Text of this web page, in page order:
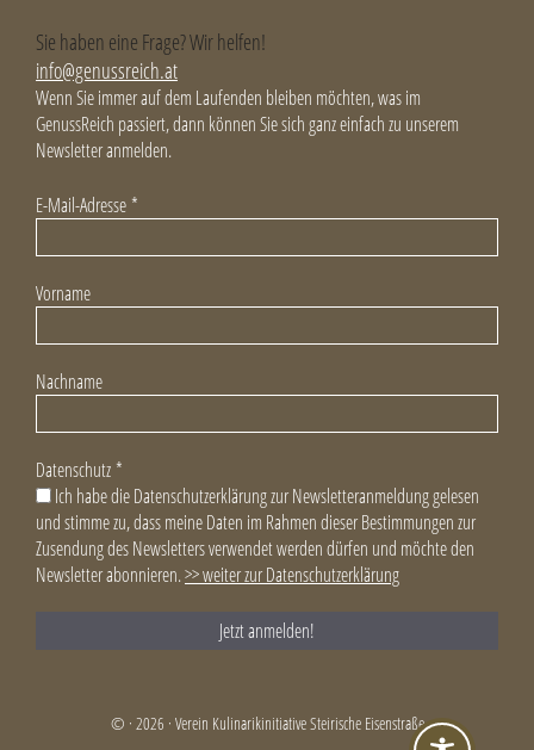
Sie haben eine Frage? Wir helfen!
info@genussreich.at
Wenn Sie immer auf dem Laufenden bleiben möchten, was im
GenussReich passiert, dann können Sie sich ganz einfach zu unserem
Newsletter anmelden.
E-Mail-Adresse *
Vorname
Nachname
Datenschutz *
Ich habe die Datenschutzerklärung zur Newsletteranmeldung gelesen
und stimme zu, dass meine Daten im Rahmen dieser Bestimmungen zur
Zusendung des Newsletters verwendet werden dürfen und möchte den
Newsletter abonnieren.>> weiter zur Datenschutzerklärung
© · 2026 · Verein Kulinarikinitiative Steirische Eisenstraße